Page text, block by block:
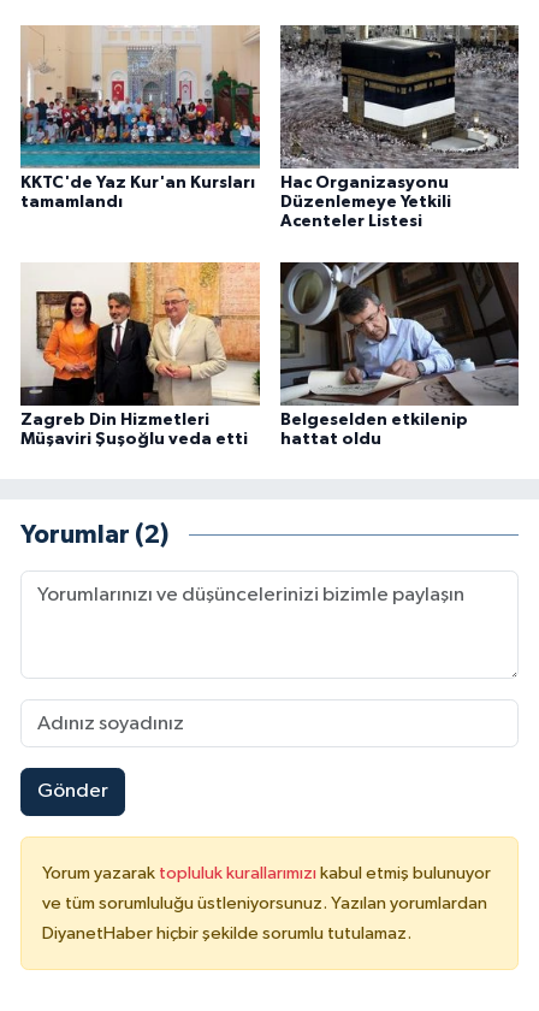
KKTC'de Yaz Kur'an Kursları
tamamlandı
Hac Organizasyonu
Düzenlemeye Yetkili
Acenteler Listesi
Zagreb Din Hizmetleri
Müşaviri Şuşoğlu veda etti
Belgeselden etkilenip
hattat oldu
Yorumlar (2)
Gönder
Yorum yazarak topluluk kurallarımızı kabul etmiş bulunuyor
ve tüm sorumluluğu üstleniyorsunuz. Yazılan yorumlardan
DiyanetHaber hiçbir şekilde sorumlu tutulamaz.
Şanlıurfa Müftülüğü
Şırnak Müftülüğü
Tekirdağ Müftülüğü
Tokat Müftülüğü
Trabzon Müftülüğü
Tunceli Müftülüğü
Uşak Müftülüğü